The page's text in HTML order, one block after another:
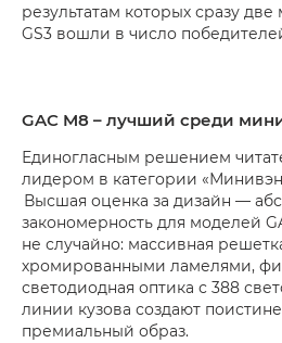
результатам которых сразу
GS3 вошли в число
GAC M8 – лучший среди
Единогласным решением
лидером в категории
Высшая оценка за дизайн —
закономерность для моделей
не случайно: массивная
хромированными ламелями,
светодиодная оптика с 388
линии кузова создают
премиальный образ.